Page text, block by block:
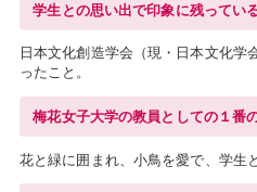
学生との思い出で印象に残ってい
日本文化創造学会（現・日本文化学
ったこと。
梅花女子大学の教員としての１番
花と緑に囲まれ、小鳥を愛で、学生